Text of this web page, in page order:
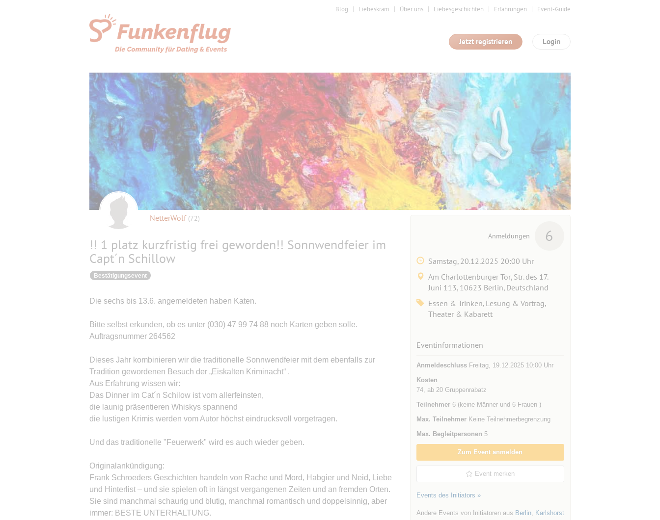
Blog Liebeskram Über uns Liebesgeschichten Erfahrungen Event-Guide
Login
Jetzt registrieren
NetterWolf (72)
!! 1 platz kurzfristig frei geworden!! Sonnwendfeier im
Capt´n Schillow
Bestätigungsevent
Die sechs bis 13.6. angemeldeten haben Katen.
Bitte selbst erkunden, ob es unter (030) 47 99 74 88 noch Karten geben solle.
Auftragsnummer 264562
Dieses Jahr kombinieren wir die traditionelle Sonnwendfeier mit dem ebenfalls zur
Tradition gewordenen Besuch der „Eiskalten Kriminacht“ .
Aus Erfahrung wissen wir:
Das Dinner im Cat´n Schilow ist vom allerfeinsten,
die launig präsentieren Whiskys spannend
die lustigen Krimis werden vom Autor höchst eindrucksvoll vorgetragen.
Und das traditionelle "Feuerwerk" wird es auch wieder geben.
Originalankündigung:
Frank Schroeders Geschichten handeln von Rache und Mord, Habgier und Neid, Liebe
und Hinterlist – und sie spielen oft in längst vergangenen Zeiten und an fremden Orten.
Sie sind manchmal schaurig und blutig, manchmal romantisch und doppelsinnig, aber
immer: BESTE UNTERHALTUNG.
Anmeldungen 6
Samstag, 20.12.2025 20:00 Uhr
Am Charlottenburger Tor, Str. des 17.
Juni 113, 10623 Berlin, Deutschland
Essen & Trinken, Lesung & Vortrag,
Theater & Kabarett
Eventinformationen
AnmeldeschlussFreitag, 19.12.2025 10:00 Uhr
Kosten
74, ab 20 Gruppenrabatz
Teilnehmer6 (keine Männer und 6 Frauen )
Max. TeilnehmerKeine Teilnehmerbegrenzung
Max. Begleitpersonen 5
Zum Event anmelden
Event merken
Events des Initiators »
Andere Events von Initiatoren aus Berlin, Karlshorst